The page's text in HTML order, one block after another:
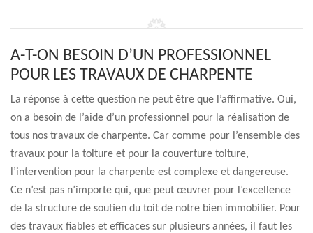
A-T-ON BESOIN D’UN PROFESSIONNEL
POUR LES TRAVAUX DE CHARPENTE
La réponse à cette question ne peut être que l’affirmative. Oui,
on a besoin de l’aide d’un professionnel pour la réalisation de
tous nos travaux de charpente. Car comme pour l’ensemble des
travaux pour la toiture et pour la couverture toiture,
l’intervention pour la charpente est complexe et dangereuse.
Ce n’est pas n’importe qui, que peut œuvrer pour l’excellence
de la structure de soutien du toit de notre bien immobilier. Pour
des travaux fiables et efficaces sur plusieurs années, il faut les